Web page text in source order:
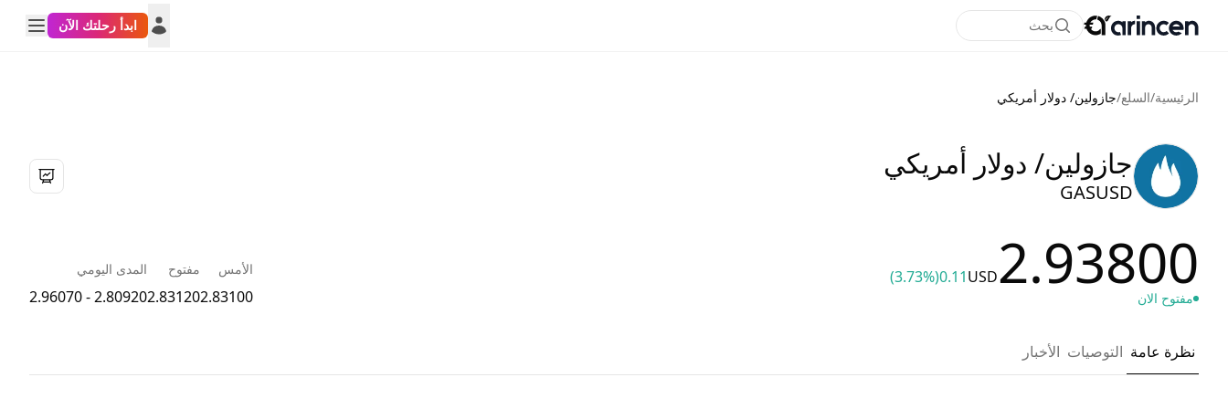
بحث ابدأ رحلتك الآن
الرئيسية/السلع/جازولين/ دولار أمريكي
جازولين/ دولار أمريكي
GASUSD
2.93800
USD
0.11
(3.73%)
مفتوح الان
الأمس
2.83100
مفتوح
2.83120
المدى اليومي
2.80920 - 2.96070
نظرة عامة التوصيات الأخبار